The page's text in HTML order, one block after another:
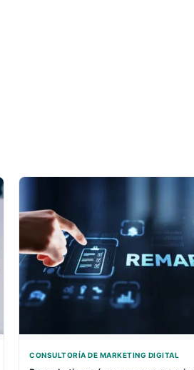
CONSULTORÍA DE MARKETING DIGITAL